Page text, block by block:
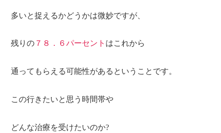
多いと捉えるかどうかは微妙ですが、
残りの ７８．６パーセント はこれから
通ってもらえる可能性があるということです。
この行きたいと思う時間帯や
どんな治療を受けたいのか?